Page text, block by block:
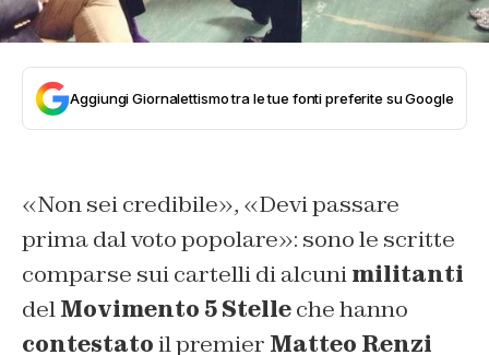
Aggiungi Giornalettismo tra le tue fonti preferite su Google
«Non sei credibile», «Devi passare
prima dal voto popolare»: sono le scritte
comparse sui cartelli di alcunimilitanti
delMovimento 5 Stelleche hanno
contestatoil premier Matteo Renzi